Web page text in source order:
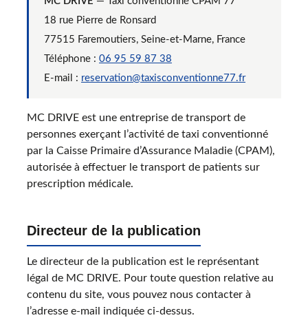
18 rue Pierre de Ronsard
77515 Faremoutiers, Seine-et-Marne, France
Téléphone : 06 95 59 87 38
E-mail : reservation@taxisconventionne77.fr
MC DRIVE est une entreprise de transport de
personnes exerçant l’activité de taxi conventionné
par la Caisse Primaire d’Assurance Maladie (CPAM),
autorisée à effectuer le transport de patients sur
prescription médicale.
Directeur de la publication
Le directeur de la publication est le représentant
légal de MC DRIVE. Pour toute question relative au
contenu du site, vous pouvez nous contacter à
l’adresse e-mail indiquée ci-dessus.